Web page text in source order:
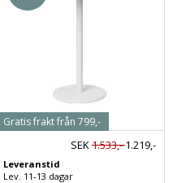
SEK1.533,-1.219,-
Leveranstid
Lev. 11-13 dagar
Gratis frakt från 799,-